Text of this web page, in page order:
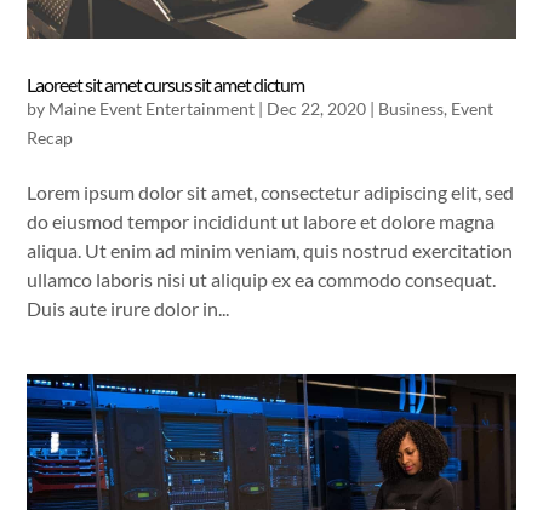
Laoreet sit amet cursus sit amet dictum
by Maine Event Entertainment | Dec 22, 2020 | Business, Event
Recap
Lorem ipsum dolor sit amet, consectetur adipiscing elit, sed
do eiusmod tempor incididunt ut labore et dolore magna
aliqua. Ut enim ad minim veniam, quis nostrud exercitation
ullamco laboris nisi ut aliquip ex ea commodo consequat.
Duis aute irure dolor in...